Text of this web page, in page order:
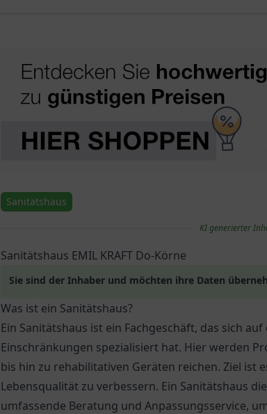
Sanitätshaus
KI generierter
Sanitätshaus EMIL KRAFT Do-Körne
Sie sind der Inhaber und möchten ihre Daten
Was ist ein Sanitätshaus?
Ein Sanitätshaus ist ein Fachgeschäft, das sich
Einschränkungen spezialisiert hat. Hier werden
bis hin zu rehabilitativen Geräten reichen. Ziel ist
Lebensqualität zu verbessern. Ein Sanitätshaus
umfassende Beratung und Anpassungsservice,